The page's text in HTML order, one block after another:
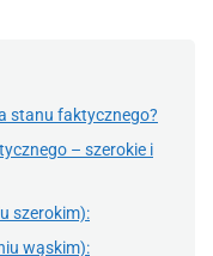
stanu faktycznego?
– szerokie i
szerokim):
wąskim):